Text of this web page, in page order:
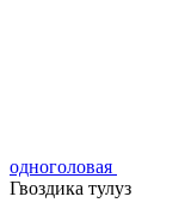
одноголовая
Гвоздика тулуз